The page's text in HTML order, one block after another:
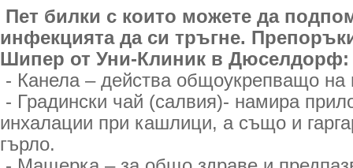
Пет билки с които можете да
инфекцията да си тръгне.
Шипер от Уни-Клиник в Дюселдорф:
- Канела – действа общоукрепващо на
- Градински чай (салвия)- намира
инхалации при кашлици, а също и
гърло.